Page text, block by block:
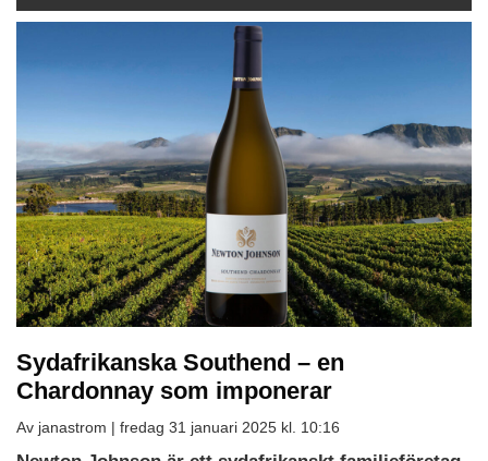
Sydafrikanska Southend – en
Chardonnay som imponerar
Av janastrom | fredag 31 januari 2025 kl. 10:16